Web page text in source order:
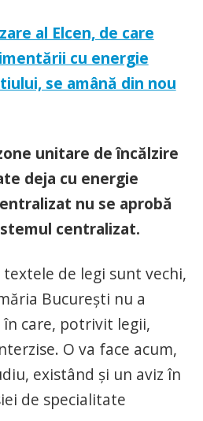
al Elcen, de care
cu energie
se amână din nou
unitare de încălzire
deja cu energie
nu se aprobă
centralizat.
textele de legi sunt vechi,
Bucureşti nu a
care, potrivit legii,
O va face acum,
existând şi un aviz în
de specialitate